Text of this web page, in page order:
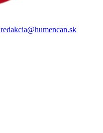
redakcia@humencan.sk